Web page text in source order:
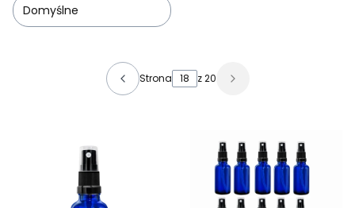
Domyślne
Lista produktów
Strona z 20